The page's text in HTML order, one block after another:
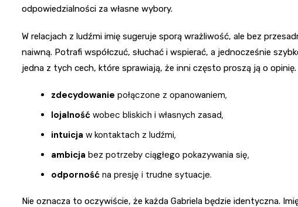
odpowiedzialności za własne wybory.
W relacjach z ludźmi imię sugeruje sporą wrażliwość, ale bez
naiwną. Potrafi współczuć, słuchać i wspierać, a jednocześnie
jedna z tych cech, które sprawiają, że inni często proszą ją o opinię.
zdecydowanie połączone z opanowaniem,
lojalność wobec bliskich i własnych zasad,
intuicja w kontaktach z ludźmi,
ambicja bez potrzeby ciągłego pokazywania się,
odporność na presję i trudne sytuacje.
Nie oznacza to oczywiście, że każda Gabriela będzie identyczna.